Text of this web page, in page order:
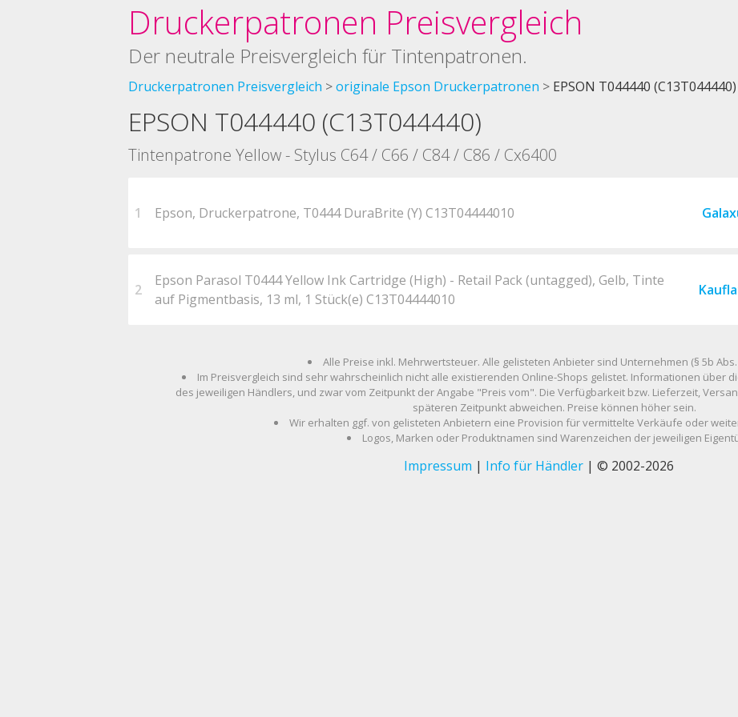
Druckerpatronen Preisvergleich
Der neutrale Preisvergleich für Tintenpatronen.
Druckerpatronen Preisvergleich originale Epson Druckerpatronen EPSON T044440 (C13T044440)
EPSON T044440 (C13T044440)
Tintenpatrone Yellow - Stylus C64 / C66 / C84 / C86 / Cx6400
1 Epson, Druckerpatrone, T0444 DuraBrite (Y) C13T04444010
2
Epson Parasol T0444 Yellow Ink Cartridge (High) - Retail Pack (untagged), Gelb, Tinte
auf Pigmentbasis, 13 ml, 1 Stück(e) C13T04444010
Alle Preise inkl. Mehrwertsteuer. Alle gelisteten Anbieter sind Unternehmen (§ 5b Abs.
Im Preisvergleich sind sehr wahrscheinlich nicht alle existierenden Online-Shops gelistet. Informationen über
des jeweiligen Händlers, und zwar vom Zeitpunkt der Angabe "Preis vom". Die Verfügbarkeit bzw. Lieferzeit,
späteren Zeitpunkt abweichen. Preise können höher sein.
Wir erhalten ggf. von gelisteten Anbietern eine Provision für vermittelte Verkäufe oder
Logos, Marken oder Produktnamen sind Warenzeichen der jeweiligen
Impressum | Info für Händler| © 2002-2026